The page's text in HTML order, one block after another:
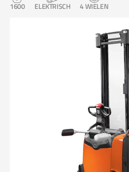
1600 ELEKTRISCH 4 WIELEN